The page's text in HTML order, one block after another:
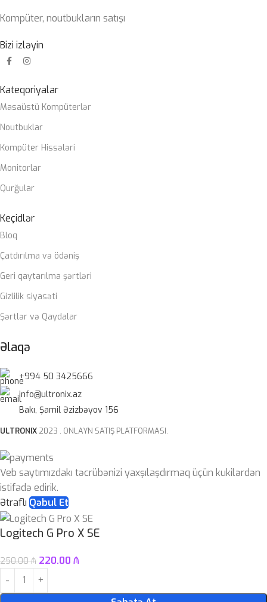
Kompüter, noutbukların satışı
Bizi izləyin
Kateqoriyalar
Masaüstü Kompüterlər
Noutbuklar
Kompüter Hissələri
Monitorlar
Qurğular
Keçidlər
Bloq
Çatdırılma və ödəniş
Geri qaytarılma şərtləri
Gizlilik siyasəti
Şərtlər və Qaydalar
Əlaqə
+994 50 3425666
info@ultronix.az
Bakı, Şamil Əzizbəyov 156
ULTRONIX 2023 . ONLAYN SATIŞ PLATFORMASI.
Veb saytımızdakı təcrübənizi yaxşılaşdırmaq üçün kukilərdən
istifadə edirik.
Ətraflı Qəbul Et
Logitech G Pro X SE
250.00₼ 220.00 ₼